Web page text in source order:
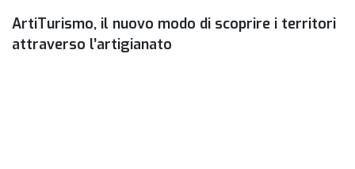
ArtiTurismo, il nuovo modo di scoprire i territori
attraverso l’artigianato